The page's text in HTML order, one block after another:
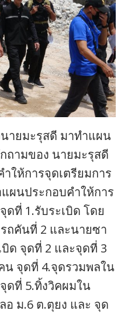
ายมะรุสดี มาทำแผน
ถามของ นายมะรุสดี
ให้การจุดเตรียมการ
ผนประกอบคำให้การ
ที่ 1.รับระเบิด โดย
ถคันที่ 2 และนายซา
บิด จุดที่ 2 และจุดที่ 3
น จุดที่ 4.จุดรวมพลใน
ดที่ 5.ทิ้งวิคผมใน
ม.6 ต.ตุยง และ จุด